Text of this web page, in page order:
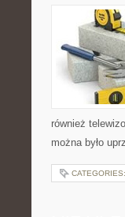
również
można było
CATEGORIES: